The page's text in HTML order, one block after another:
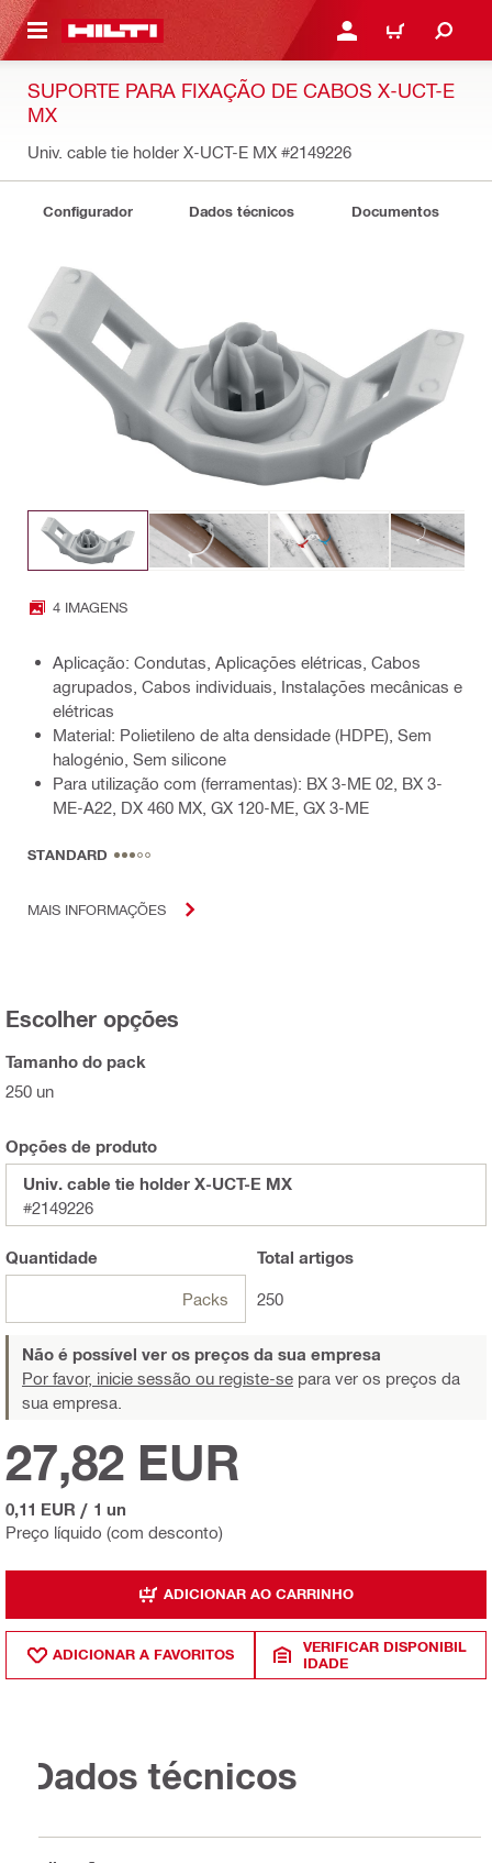
CONTENT ENTRAR OU REGISTAR
CARRINHO
SUPORTE PARA FIXAÇÃO DE CABOS X-UCT-E
MX
Univ. cable tie holder X-UCT-E MX #2149226
Configurador Dados técnicos Documentos
4 IMAGENS
Aplicação: Condutas, Aplicações elétricas, Cabos
agrupados, Cabos individuais, Instalações mecânicas e
elétricas
Material: Polietileno de alta densidade (HDPE), Sem
halogénio, Sem silicone
Para utilização com (ferramentas): BX 3-ME 02, BX 3-
ME-A22, DX 460 MX, GX 120-ME, GX 3-ME
STANDARD
MAIS INFORMAÇÕES
Escolher opções
Tamanho do pack
250 un
Opções de produto
Univ. cable tie holder X-UCT-E MX
#2149226
Quantidade
Packs
Total artigos
250
Não é possível ver os preços da sua empresa
Por favor, inicie sessão ou registe-se para ver os preços da
sua empresa.
Preço líquido (com desconto)
27,82 EUR
0,11 EUR / 1 un
ADICIONAR AO CARRINHO
ADICIONAR A FAVORITOS
VERIFICAR DISPONIBIL
IDADE
Dados técnicos